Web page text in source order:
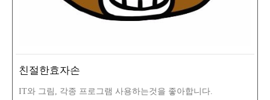
친절한효자손
IT와 그림, 각종 프로그램 사용하는것을 좋아합니다.